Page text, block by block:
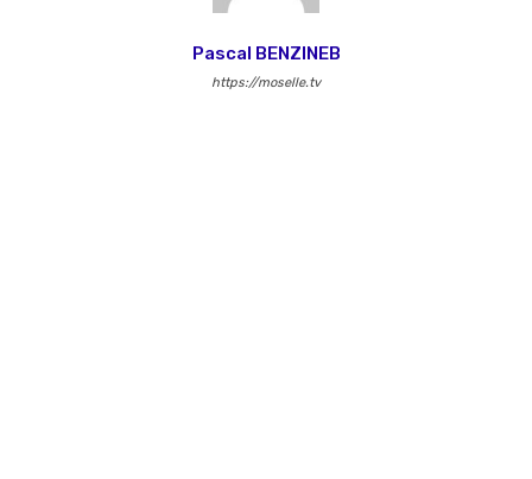
Pascal BENZINEB
https://moselle.tv